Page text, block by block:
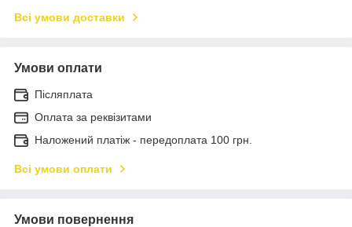
Всі умови доставки
Умови оплати
Післяплата
Оплата за реквізитами
Наложений платіж - передоплата 100 грн.
Всі умови оплати
Умови повернення